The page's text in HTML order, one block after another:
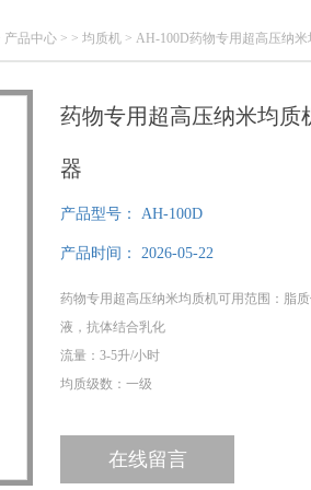
产品中心 > > 均质机 > AH-100D药物专用超高压纳
药物专用超高压纳米均质
器
产品型号： AH-100D
产品时间： 2026-05-22
药物专用超高压纳米均质机可用范围：脂
液，抗体结合乳化
流量：3-5升/小时
均质级数：一级
在线留言